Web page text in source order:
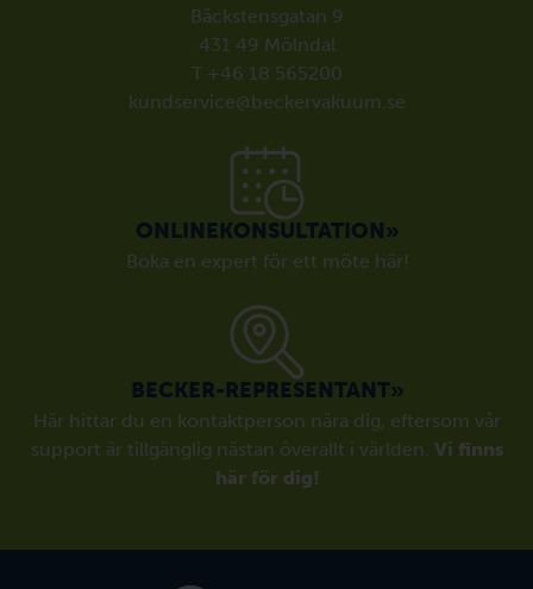
Bäckstensgatan 9
431 49 Mölndal
T +46 18 565200
kundservice@beckervakuum.se
ONLINEKONSULTATION»
Boka en expert för ett möte här!
BECKER-REPRESENTANT»
Här hittar du en kontaktperson nära dig, eftersom vår
support är tillgänglig nästan överallt i världen. Vi finns
här för dig!